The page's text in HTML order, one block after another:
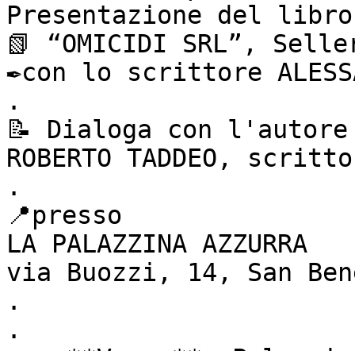
Presentazione del libro
📗 “OMICIDI SRL”,
✒️con lo scrittore
.
📝 Dialoga con l'autore
ROBERTO TADDEO,
.
📍presso
LA PALAZZINA AZZURRA
via Buozzi, 14, San
.
.